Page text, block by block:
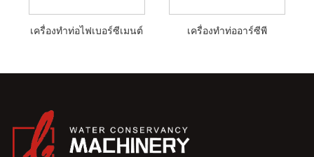
เครื่องทำท่อไฟเบอร์ซีเมนต์ เครื่องทำท่ออาร์ซีพี